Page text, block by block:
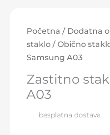
Početna / Dodatna
staklo / Obično
Samsung A03
Zastitno
A03
besplatna dostava
staklo
Samsung
A03